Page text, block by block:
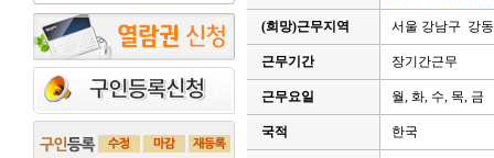
(희망)근무지역 서울 강남구 강
근무기간 장기간근무
근무요일 월, 화, 수, 목, 금
국적 한국